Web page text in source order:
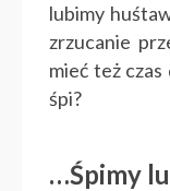
lubimy
zrzucanie
mieć też
śpi?
…Śpimy